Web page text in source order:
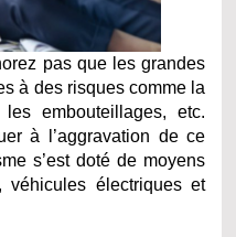
pas que les grandes
à des risques comme la
embouteillages, etc.
à l’aggravation de ce
s’est doté de moyens
véhicules électriques et